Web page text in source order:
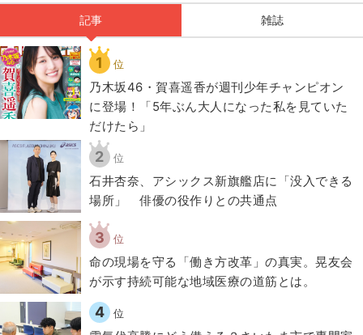
記事 雑誌
1 位
乃木坂46・賀喜遥香が週刊少年チャンピオン
に登場！「5年ぶん大人になった私を見ていた
だけたら」
2 位
石井杏奈、アシックス新旗艦店に「没入できる
場所」 俳優の役作りとの共通点
3 位
​命の現場を守る「働き方改革」の真実。晃友会
が示す持続可能な地域医療の道筋とは。
4 位